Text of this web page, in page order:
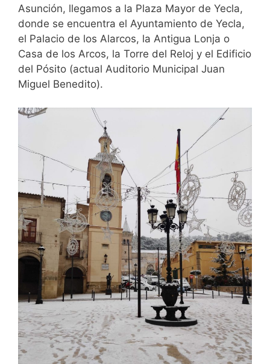
Asunción, llegamos a la Plaza Mayor de Yecla,
donde se encuentra el Ayuntamiento de Yecla,
el Palacio de los Alarcos, la Antigua Lonja o
Casa de los Arcos, la Torre del Reloj y el Edificio
del Pósito (actual Auditorio Municipal Juan
Miguel Benedito).